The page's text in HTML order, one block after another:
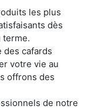
les plus
dès
terme.
des cafards
votre vie au
offrons des
de notre